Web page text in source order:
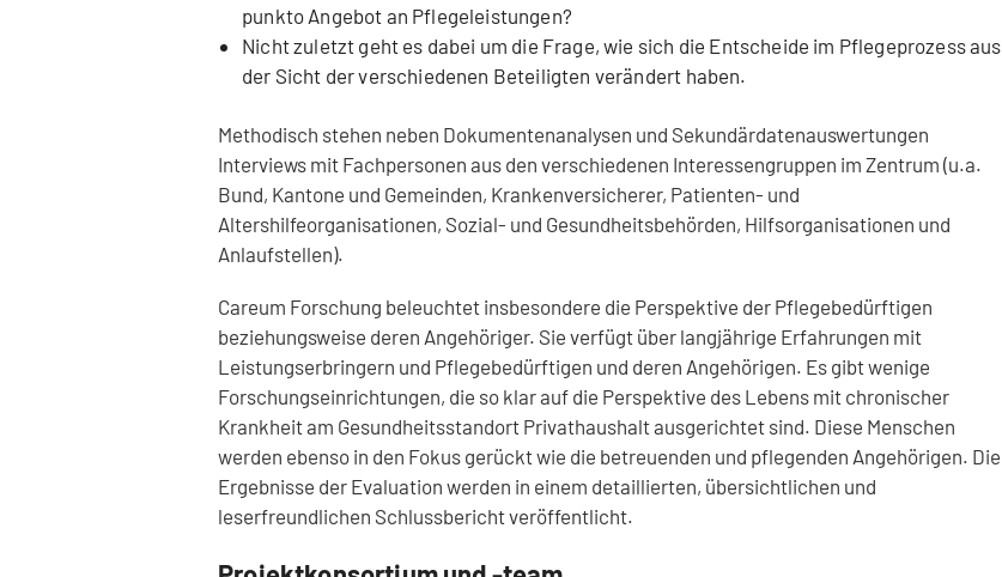
punkto Angebot an Pflegeleistungen?
Nicht zuletzt geht es dabei um die Frage, wie sich die Entscheide im Pflegeprozess aus
der Sicht der verschiedenen Beteiligten verändert haben.
Methodisch stehen neben Dokumentenanalysen und Sekundärdatenauswertungen
Interviews mit Fachpersonen aus den verschiedenen Interessengruppen im Zentrum (u.a.
Bund, Kantone und Gemeinden, Krankenversicherer, Patienten- und
Altershilfeorganisationen, Sozial- und Gesundheitsbehörden, Hilfsorganisationen und
Anlaufstellen).
Careum Forschung beleuchtet insbesondere die Perspektive der Pflegebedürftigen
beziehungsweise deren Angehöriger. Sie verfügt über langjährige Erfahrungen mit
Leistungserbringern und Pflegebedürftigen und deren Angehörigen. Es gibt wenige
Forschungseinrichtungen, die so klar auf die Perspektive des Lebens mit chronischer
Krankheit am Gesundheitsstandort Privathaushalt ausgerichtet sind. Diese Menschen
werden ebenso in den Fokus gerückt wie die betreuenden und pflegenden Angehörigen. Die
Ergebnisse der Evaluation werden in einem detaillierten, übersichtlichen und
leserfreundlichen Schlussbericht veröffentlicht.